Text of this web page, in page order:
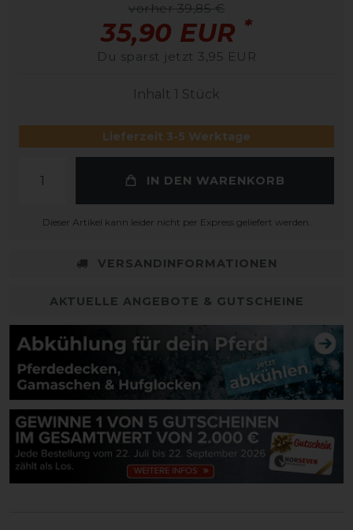
vorher 39,85 €
35,90 EUR *
Du sparst jetzt 3,95 EUR
Inhalt 1 Stück
Lieferzeit 3-5 Werktage
IN DEN WARENKORB
Dieser Artikel kann leider nicht per Express geliefert werden.
VERSANDINFORMATIONEN
AKTUELLE ANGEBOTE & GUTSCHEINE